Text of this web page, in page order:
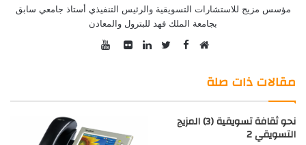
مؤسس مزيج للاستشارات التسويقية والرئيس التنفيذي أستاذ جامعي سابق
بجامعة الملك فهد للبترول والمعادن
Facebook
مقالات ذات صلة
نحو ثقافة تسويقية (3) المزيج
التسويقي 2